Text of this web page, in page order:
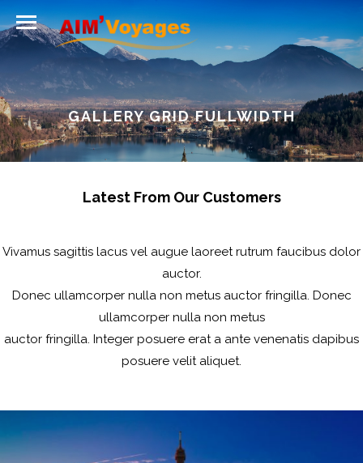
GALLERY GRID FULLWIDTH
Latest From Our Customers
Vivamus sagittis lacus vel augue laoreet rutrum faucibus dolor
auctor.
Donec ullamcorper nulla non metus auctor fringilla. Donec
ullamcorper nulla non metus
auctor fringilla. Integer posuere erat a ante venenatis dapibus
posuere velit aliquet.